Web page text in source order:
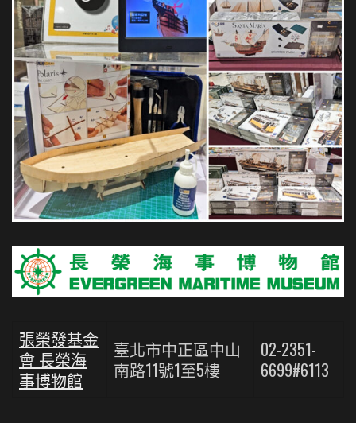
張榮發基金
會 長榮海
事博物館
臺北市中正區中山
南路11號1至5樓
02-2351-
6699#6113